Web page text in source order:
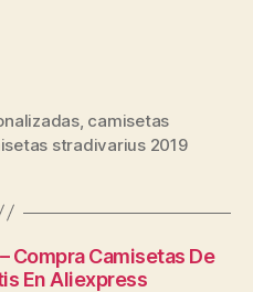
, camisetas
stradivarius 2019
Compra Camisetas De
En Aliexpress